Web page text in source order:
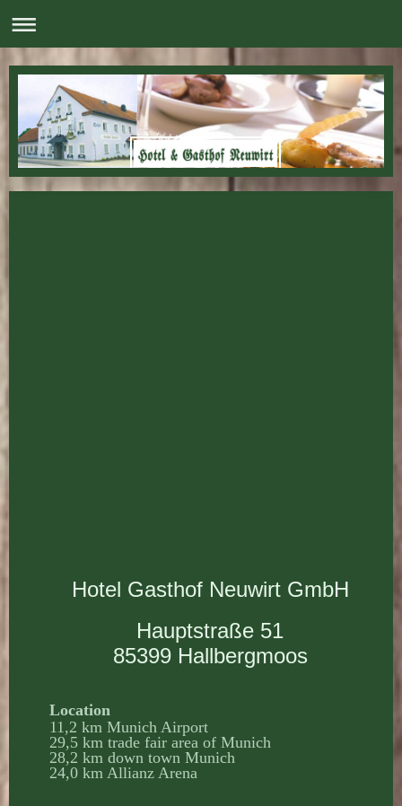
Hotel Gasthof Neuwirt GmbH
Hauptstraße 51
85399 Hallbergmoos
Location
11,2 km Munich Airport
29,5 km trade fair area of Munich
28,2 km down town Munich
24,0 km Allianz Arena